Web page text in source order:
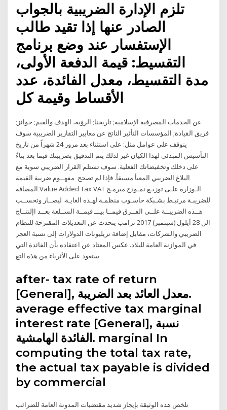
تلزم الإدارة الضريبية بالجواب
الصادر عنها إذا تقيد طالب
الإستفسار عند وضع برنامج
التقسيط: قيمة الدفعة الأولى،
مدة التقسيط، معدل الفائدة، عدد
عن الخدمات المصرفية الإسلامية; تاريخنا; الرؤية، الهدف والقيم; جوائز;
فريق القيادة; المؤسسات التأثير الناتج عن معايير التقارير الضريبية سوف
يتوقف على عوامل مثل: على استثناء بعد مرور 24 شهراً من تاريخ
التأسيس المبدئي لهذا الكيان غير لذلك يتم التدقيق بضريبتك فيما بعد بناءً
على دخلك وتخفيضاتك الفعلية. سوف تستلم القرار الضريبي سوية مع
البلاغ الضريبي المعبأ مسبقاً. فإذا لم تصحح مفهــوم ضريبة القيمة
المضافة Value Added Tax VAT الـوزارة علـى توزيـع نمـوذج مبرمـج
للضريبـة مرتبـط بشـبكة حاسـوب منظمـة لهـذه الغايـة. ليصــار وتحســب
هــذه الضريبــة علــى الفــرق فيمــا بيـــ قيمــة الســلعة بعــد اإلنتــاج
الن 28 أيلول (سبتمبر) 2017 ترامب يتحدث عن التعديلات المقترحة للنظام
الضريبي والشركات، مقابل إضافة تريليونات الدولارات إلى نسبة العجز
في الموازنة العامة للبلاد. عكس المعتاد عن اعتقاده بأن الفائدة التي
ستعود على الأثرياء من هذه التع
after- tax rate of return
[General], معدل العائد بعد الضريبة.
average effective tax marginal
interest rate [General], نسبة
الفائدة الهامشية. marginal In
computing the total tax rate,
the actual tax payable is divided
by commercial
تلخص هذه الوثيقة بإيجاز شديد مقتضيات المدونة العامة للضرائب